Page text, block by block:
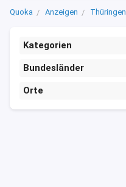
Quoka Anzeigen Thüringen
Kategorien
Bundesländer
Orte